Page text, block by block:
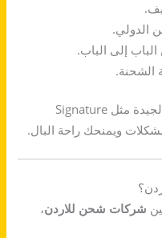
الدولي.
إلى الباب.
الشحنة.
اختيار شركة تمتلك الخبرة والسمعة الجيدة مثل Signature
شركات شحن للاردن،